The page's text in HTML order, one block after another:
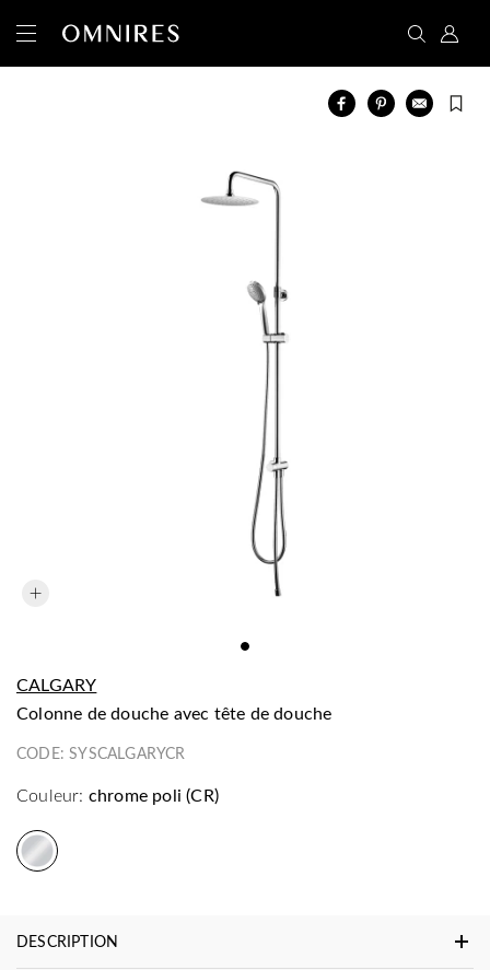
CALGARY
colonne de douche avec tête de douche
CODE:SYSCALGARYCR
Couleur: chrome poli (CR)
DESCRIPTION